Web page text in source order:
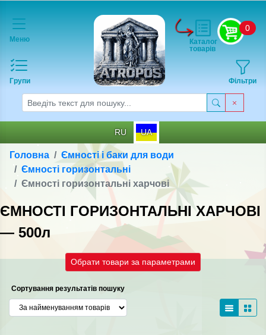
Меню
Групи
0
Фільтри
Каталог
товарів
RU UA
Головна
Ємності і баки для води
Ємності горизонтальні
Ємності горизонтальні харчові
ЄМНОСТІ ГОРИЗОНТАЛЬНІ ХАРЧОВІ
— 500л
Обрати товари за параметрами
Сортування результатів пошуку